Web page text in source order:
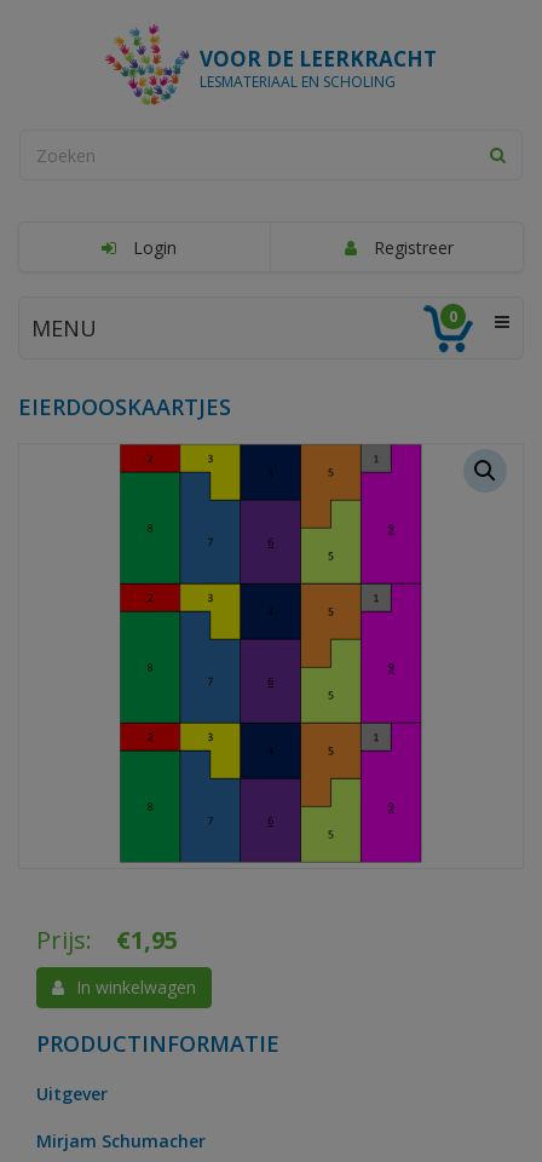
VOOR DE LEERKRACHT
LESMATERIAAL EN SCHOLING
Login Registreer
MENU 0
EIERDOOSKAARTJES
Prijs: €1,95
In winkelwagen
PRODUCTINFORMATIE
Uitgever
Mirjam Schumacher